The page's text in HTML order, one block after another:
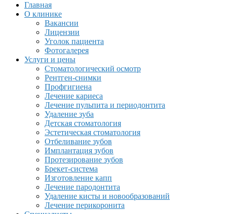
Главная
О клинике
Вакансии
Лицензии
Уголок пациента
Фотогалерея
Услуги и цены
Стоматологический осмотр
Рентген-снимки
Профгигиена
Лечение кариеса
Лечение пульпита и периодонтита
Удаление зуба
Детская стоматология
Эстетическая стоматология
Отбеливание зубов
Имплантация зубов
Протезирование зубов
Брекет-система
Изготовление капп
Лечение пародонтита
Удаление кисты и новообразований
Лечение перикоронита